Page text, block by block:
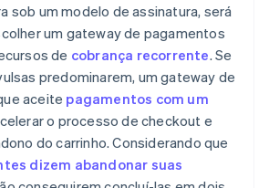
sob um modelo de assinatura, será
um gateway de pagamentos
de cobrança recorrente. Se
predominarem, um gateway de
aceite pagamentos com um
o processo de checkout e
do carrinho. Considerando que
dizem abandonar suas